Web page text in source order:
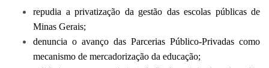
repudia a privatização da gestão das escolas públicas de
Minas Gerais;
denuncia o avanço das Parcerias Público-Privadas como
mecanismo de mercadorização da educação;